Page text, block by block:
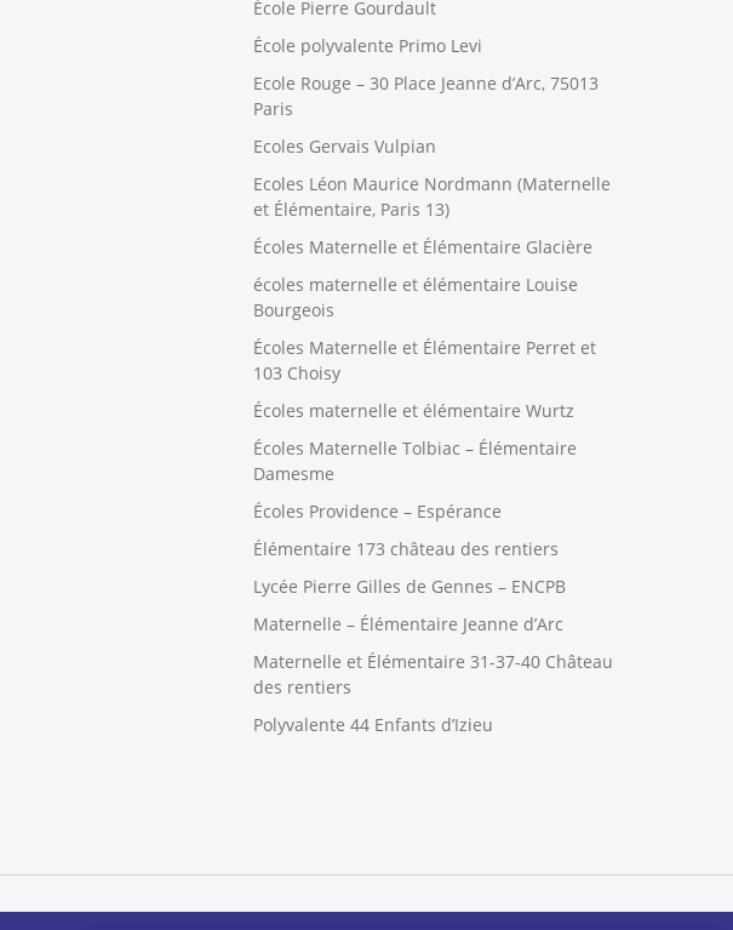
École Pierre Gourdault
École polyvalente Primo Levi
Ecole Rouge – 30 Place Jeanne d’Arc, 75013
Paris
Ecoles Gervais Vulpian
Ecoles Léon Maurice Nordmann (Maternelle
et Élémentaire, Paris 13)
Écoles Maternelle et Élémentaire Glacière
écoles maternelle et élémentaire Louise
Bourgeois
Écoles Maternelle et Élémentaire Perret et
103 Choisy
Écoles maternelle et élémentaire Wurtz
Écoles Maternelle Tolbiac – Élémentaire
Damesme
Écoles Providence – Espérance
Élémentaire 173 château des rentiers
Lycée Pierre Gilles de Gennes – ENCPB
Maternelle – Élémentaire Jeanne d’Arc
Maternelle et Élémentaire 31-37-40 Château
des rentiers
Polyvalente 44 Enfants d’Izieu